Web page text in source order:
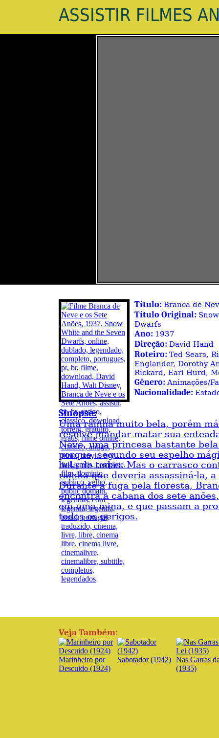
ASSISTIR FILMES
Título: Branca de
Título Original:
Dwarfs
Ano: 1937
Direção: David Hand
Roteiro: Ted Sears,
Englander, Dorothy
Rickard, Earl Hurd,
Gênero:Animações/
Nacionalidade:
Sinopse:
Uma rainha muito bela, porém
resolve mandar matar sua
Neve, uma princesa bastante
porque, segundo seu espelho
bela de todas. Mas o carrasco
rainha que deveria assassiná-la,
Durante a fuga pela floresta,
encontra a cabana dos sete
em uma mina, e que passam a
todos os perigos.
Veja Também:
Marinheiro por
Descuido (1924)
Sabotador (1942) Nas Garras
(1935)